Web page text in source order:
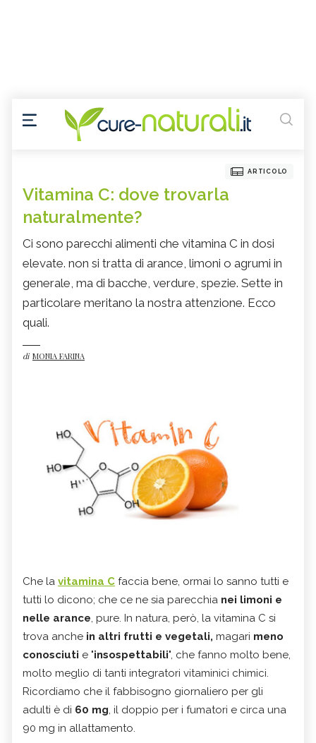
ARTICOLO
Vitamina C: dove trovarla
naturalmente?
Ci sono parecchi alimenti che vitamina C in dosi
elevate. non si tratta di arance, limoni o agrumi in
generale, ma di bacche, verdure, spezie. Sette in
particolare meritano la nostra attenzione. Ecco
quali.
di MONIA FARINA
Che la vitamina C faccia bene, ormai lo sanno tutti e
tutti lo dicono; che ce ne sia parecchia nei limoni e
nelle arance, pure. In natura, però, la vitamina C si
trova anche in altri frutti e vegetali, magari meno
conosciuti e "insospettabili", che fanno molto bene,
molto meglio di tanti integratori vitaminici chimici.
Ricordiamo che il fabbisogno giornaliero per gli
adulti è di 60 mg, il doppio per i fumatori e circa una
90 mg in allattamento.